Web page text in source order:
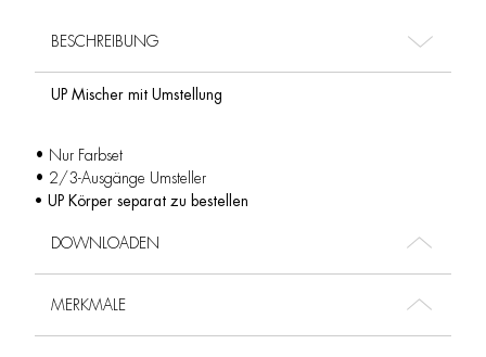
BESCHREIBUNG
UP Mischer mit Umstellung
• Nur Farbset
• 2/3-Ausgänge Umsteller
• UP Körper separat zu bestellen
DOWNLOADEN
MERKMALE